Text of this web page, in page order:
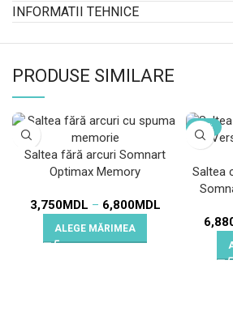
INFORMATII TEHNICE
PRODUSE SIMILARE
Saltea fără arcuri Somnart
Optimax Memory
3,750MDL – 6,800MDL
ALEGE MĂRIMEA
-13%
Saltea